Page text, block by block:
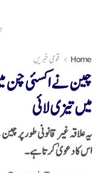
Home قومی خبریں
چین نے اکسئی چن
میں تیزی لائی
یہ علاقہ غیر قانونی طور پر
اس کا دعویٰ کرتا ہے۔